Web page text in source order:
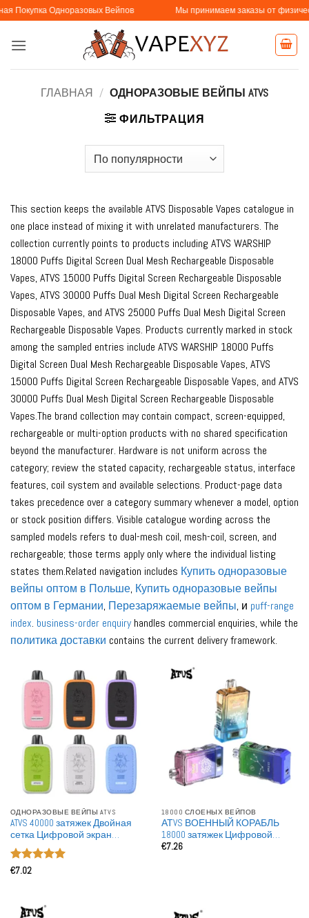
Skip
to
content
Одноразовых Вейпов Мы принимаем заказы от физических и
ГЛАВНАЯ / ОДНОРАЗОВЫЕ ВЕЙПЫ ATVS
ФИЛЬТРАЦИЯ
This section keeps the available ATVS Disposable Vapes catalogue in
one place instead of mixing it with unrelated manufacturers. The
collection currently points to products including ATVS WARSHIP
18000 Puffs Digital Screen Dual Mesh Rechargeable Disposable
Vapes, ATVS 15000 Puffs Digital Screen Rechargeable Disposable
Vapes, ATVS 30000 Puffs Dual Mesh Digital Screen Rechargeable
Disposable Vapes, and ATVS 25000 Puffs Dual Mesh Digital Screen
Rechargeable Disposable Vapes. Products currently marked in stock
among the sampled entries include ATVS WARSHIP 18000 Puffs
Digital Screen Dual Mesh Rechargeable Disposable Vapes, ATVS
15000 Puffs Digital Screen Rechargeable Disposable Vapes, and ATVS
30000 Puffs Dual Mesh Digital Screen Rechargeable Disposable
Vapes.The brand collection may contain compact, screen-equipped,
rechargeable or multi-option products with no shared specification
beyond the manufacturer. Hardware is not uniform across the
category; review the stated capacity, rechargeable status, interface
features, coil system and available selections. Product-page data
takes precedence over a category summary whenever a model, option
or stock position differs. Visible catalogue wording across the
sampled models refers to dual-mesh coil, mesh-coil, screen, and
rechargeable; those terms apply only where the individual listing
states them.Related navigation includes Купить одноразовые
вейпы оптом в Польше, Купить одноразовые вейпы
оптом в Германии, Перезаряжаемые вейпы, и puff-range
index. business-order enquiryhandles commercial enquiries, while the
политика доставки contains the current delivery framework.
ОДНОРАЗОВЫЕ ВЕЙПЫ ATVS
ATVS 40000 затяжек Двойная
сетка Цифровой экран
Оптовая покупка 40K
Перезаряжаемые
Одноразовые вейпы оптом
Оценка
€7.02
18000 СЛОЕНЫХ ВЕЙПОВ
АТVS ВОЕННЫЙ КОРАБЛЬ
18000 затяжек Цифровой
экран Двойная сетка Оптовая
€7.26